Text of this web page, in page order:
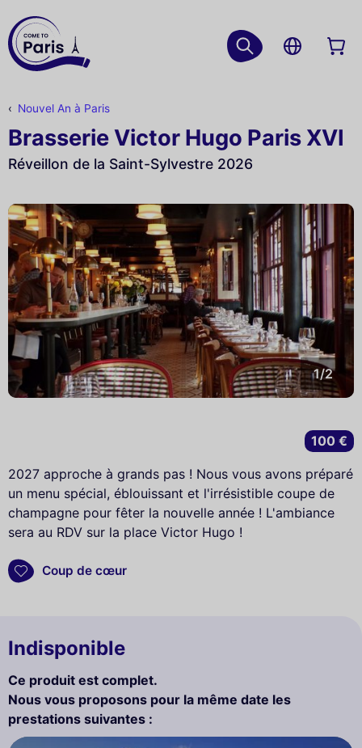
Nouvel An à Paris
Brasserie Victor Hugo Paris XVI
Réveillon de la Saint-Sylvestre 2026
1/2
2027 approche à grands pas ! Nous vous avons préparé
un menu spécial, éblouissant et l'irrésistible coupe de
champagne pour fêter la nouvelle année ! L'ambiance
sera au RDV sur la place Victor Hugo !
Coup de cœur
100 €
Indisponible
Ce produit est complet.
Nous vous proposons pour la même date les
prestations suivantes :